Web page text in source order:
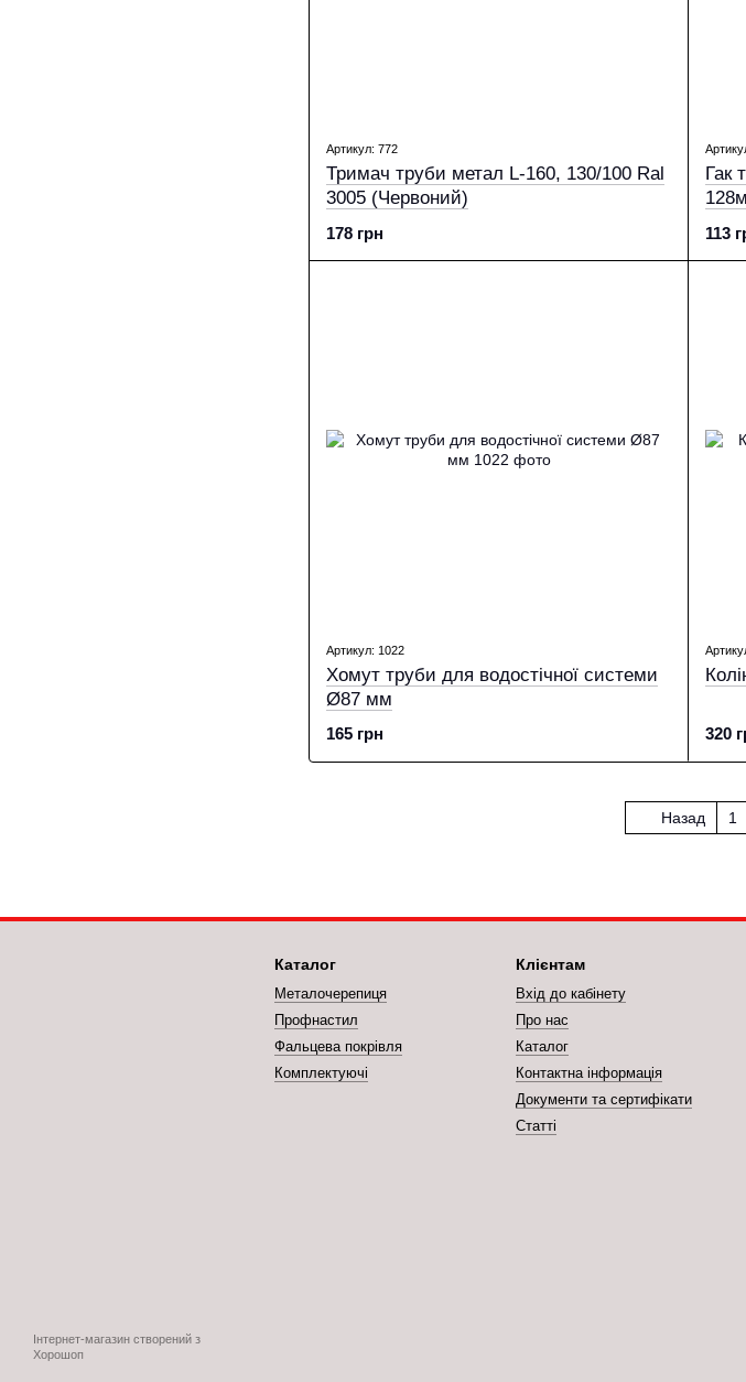
Артикул: 772
Тримач труби метал L-160, 130/100 Ral
3005 (Червоний)
178 грн
Гак
113
Артикул: 1022
Хомут труби для водостічної системи
Ø87 мм
165 грн 320
Назад 1
Інтернет-магазин створений з
Хорошоп
Каталог
Металочерепиця
Профнастил
Фальцева покрівля
Комплектуючі
Клієнтам
Вхід до кабінету
Про нас
Каталог
Контактна інформація
Документи та сертифікати
Статті